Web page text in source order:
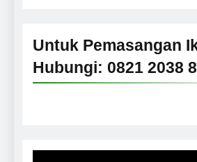
Untuk Pemasangan
Hubungi: 0821 2038